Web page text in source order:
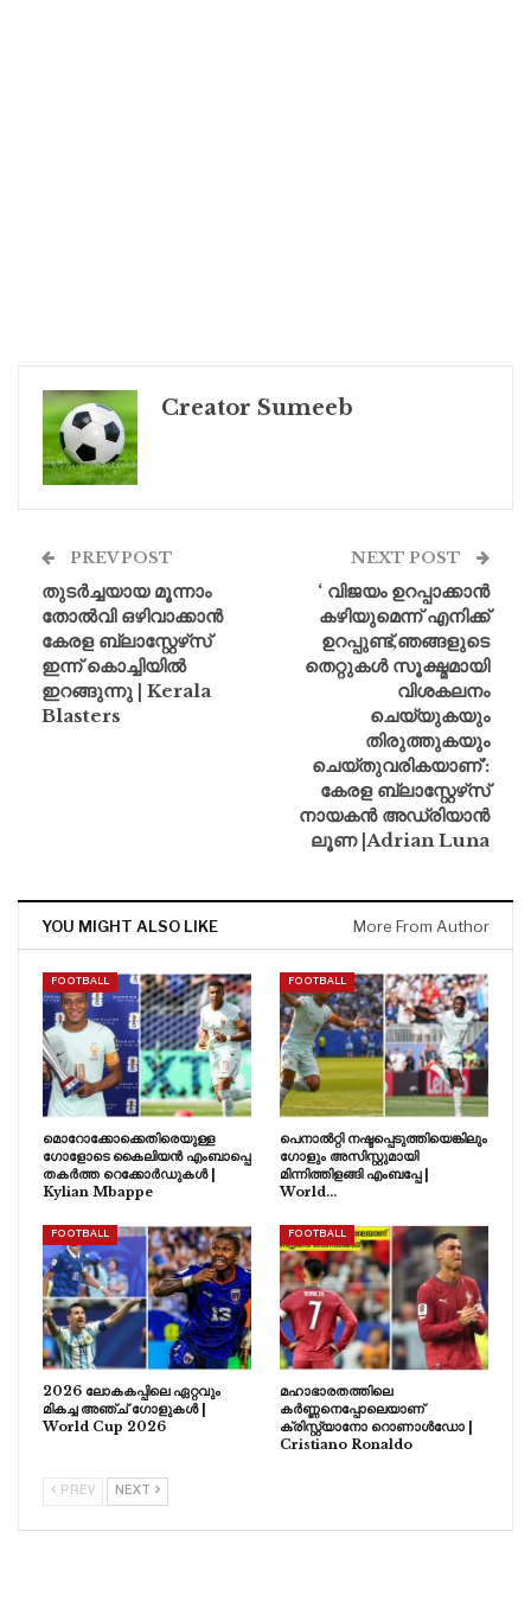
Creator Sumeeb
PREV POST
തുടർച്ചയായ മൂന്നാം
തോൽവി ഒഴിവാക്കാൻ
കേരള ബ്ലാസ്റ്റേഴ്‌സ്
ഇന്ന് കൊച്ചിയിൽ
ഇറങ്ങുന്നു | Kerala
Blasters
NEXT POST
‘ വിജയം ഉറപ്പാക്കാൻ
കഴിയുമെന്ന് എനിക്ക്
ഉറപ്പുണ്ട്,ഞങ്ങളുടെ
തെറ്റുകൾ സൂക്ഷ്മമായി
വിശകലനം
ചെയ്യുകയും
തിരുത്തുകയും
ചെയ്തുവരികയാണ്’:
കേരള ബ്ലാസ്റ്റേഴ്‌സ്
നായകൻ അഡ്രിയാൻ
ലൂണ |Adrian Luna
YOU MIGHT ALSO LIKE More From Author
FOOTBALL
മൊറോക്കോക്കെതിരെയുള്ള
ഗോളോടെ കൈലിയൻ എംബാപ്പെ
തകർത്ത റെക്കോർഡുകൾ |
Kylian Mbappe
FOOTBALL
പെനാൽറ്റി നഷ്ടപ്പെടുത്തിയെങ്കിലും
ഗോളും അസിസ്റ്റുമായി
മിന്നിത്തിളങ്ങി എംബപ്പേ |
World…
FOOTBALL
2026 ലോകകപ്പിലെ ഏറ്റവും
മികച്ച അഞ്ച് ഗോളുകൾ |
World Cup 2026
FOOTBALL
മഹാഭാരതത്തിലെ
കർണ്ണനെപ്പോലെയാണ്
ക്രിസ്റ്റ്യാനോ റൊണാൾഡോ |
Cristiano Ronaldo
PREV NEXT